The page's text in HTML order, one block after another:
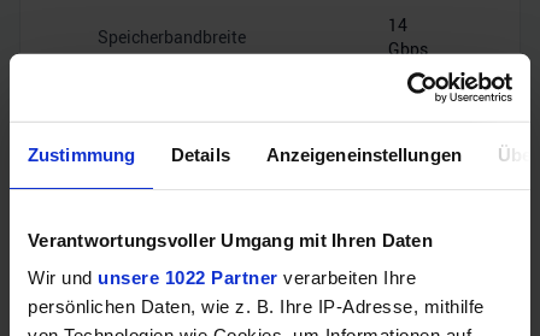
Zustimmung Details Anzeigeneinstellungen
Verantwortungsvoller Umgang mit Ihren Daten
Wir und unsere 1022 Partner verarbeiten Ihre
persönlichen Daten, wie z. B. Ihre IP-Adresse, mithilfe
Speicherbandbreite
14
Gbps
HDMI
1x HDMI
2.1b